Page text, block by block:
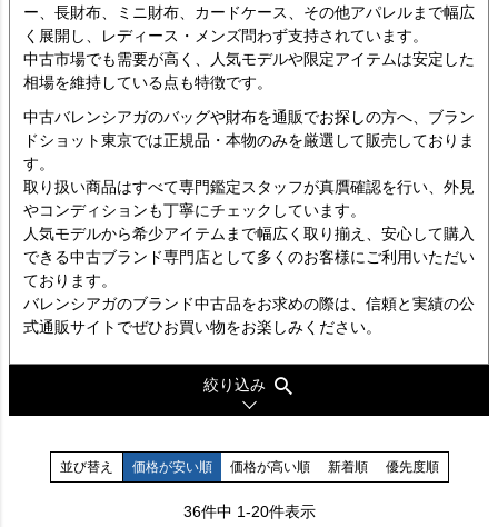
ー、長財布、ミニ財布、カードケース、その他アパレルまで幅広
く展開し、レディース・メンズ問わず支持されています。
中古市場でも需要が高く、人気モデルや限定アイテムは安定した
相場を維持している点も特徴です。
中古バレンシアガのバッグや財布を通販でお探しの方へ、ブラン
ドショット東京では正規品・本物のみを厳選して販売しておりま
す。
取り扱い商品はすべて専門鑑定スタッフが真贋確認を行い、外見
やコンディションも丁寧にチェックしています。
人気モデルから希少アイテムまで幅広く取り揃え、安心して購入
できる中古ブランド専門店として多くのお客様にご利用いただい
ております。
バレンシアガのブランド中古品をお求めの際は、信頼と実績の公
式通販サイトでぜひお買い物をお楽しみください。
絞り込み
並び替え 価格が安い順 価格が高い順 新着順 優先度順
36件中 1-20件表示